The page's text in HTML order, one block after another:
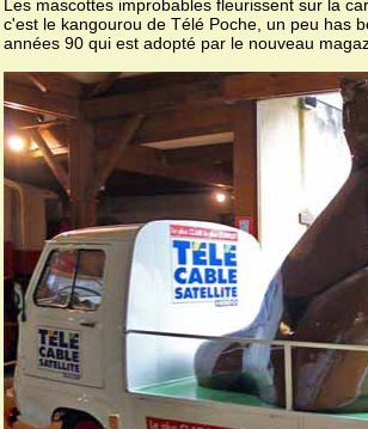
Les mascottes improbables fleurissent sur la
c'est le kangourou de Télé Poche, un peu has
années 90 qui est adopté par le nouveau